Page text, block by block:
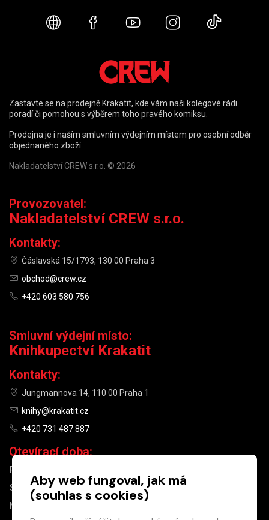
Webové stránky
FacebookYouTubeInstagram
Zastavte se na prodejně Krakatit, kde vám naši kolegové rádi
poradí či pomohou s výběrem toho pravého komiksu.
Prodejna je i naším smluvním výdejním místem pro osobní odběr
objednaného zboží.
Nakladatelství CREW s.r.o. © 2026
Provozovatel:
Nakladatelství CREW s.r.o.
Kontakty:
Čáslavská 15/1793, 130 00 Praha 3
obchod@crew.cz
+420 603 580 756
Smluvní výdejní místo:
Knihkupectví Krakatit
Kontakty:
Jungmannova 14, 110 00 Praha 1
knihy@krakatit.cz
+420 731 487 887
Otevírací doba:
PO–PÁ
SO
10:00–13:00
NE
Aby web fungoval, jak má
(souhlas s cookies)